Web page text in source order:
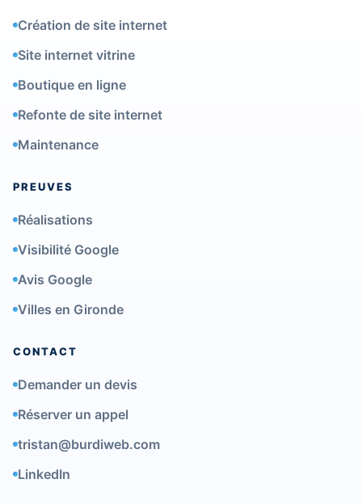
Création de site internet
Site internet vitrine
Boutique en ligne
Refonte de site internet
Maintenance
PREUVES
Réalisations
Visibilité Google
Avis Google
Villes en Gironde
CONTACT
Demander un devis
Réserver un appel
tristan@burdiweb.com
LinkedIn